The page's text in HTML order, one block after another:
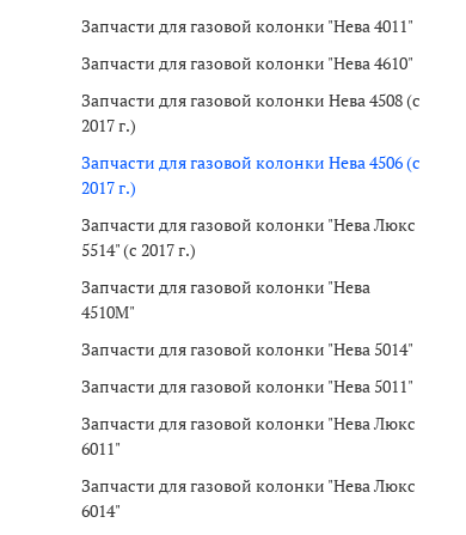
Запчасти для газовой колонки "Нева 4011"
Запчасти для газовой колонки "Нева 4610"
Запчасти для газовой колонки Нева 4508 (с
2017 г.)
Запчасти для газовой колонки Нева 4506 (с
2017 г.)
Запчасти для газовой колонки "Нева Люкс
5514" (c 2017 г.)
Запчасти для газовой колонки "Нева
4510М"
Запчасти для газовой колонки "Нева 5014"
Запчасти для газовой колонки "Нева 5011"
Запчасти для газовой колонки "Нева Люкс
6011"
Запчасти для газовой колонки "Нева Люкс
6014"